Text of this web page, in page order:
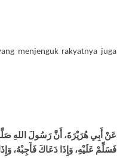
menjenguk rakyatnya juga
عَنْ أَبِي هُرَيْرَةَ، أَنَّ رَسُولَ اللهِ
فَسَلِّمْ عَلَيْهِ، وَإِذَا دَعَاكَ فَأَجِبْهُ،